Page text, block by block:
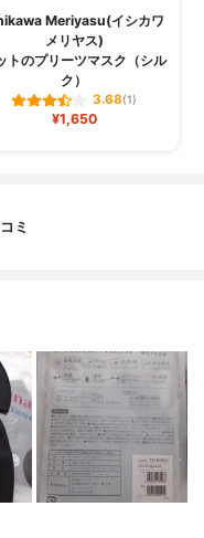
Meriyasu(イシカワ
メリヤス)
トのプリーツマスク（シル
ク）
3.68(1)
¥1,650
ミ